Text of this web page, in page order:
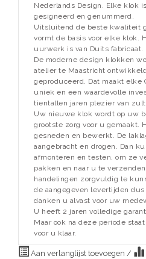
Nederlands Design. Elke klok
gesigneerd en genummerd.
Uitsluitend de beste kwaliteit
vormt de basis voor elke klok.
uurwerk is van Duits fabricaat.
De moderne design klokken
atelier te Maastricht
geproduceerd. Dat maakt elke
uniek en een waardevolle
tientallen jaren plezier van
Uw nieuwe klok wordt op uw
grootste zorg voor u gemaakt.
gesneden en bewerkt. De
aangebracht en drogen. Dan
afmonteren en testen, om ze
pakken en naar u te
handelingen zorgvuldig te
de aangegeven levertijden
danken u alvast voor uw
U heeft 2 jaren volledige
Maar ook na deze periode
voor u klaar.
Aan verlanglijst toevoegen /